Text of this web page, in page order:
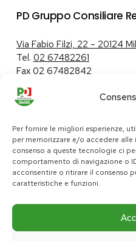
Per fornire le migliori esperienze,
per memorizzare e/o accedere
consenso a queste tecnologie ci
comportamento di navigazione o
acconsentire o ritirare il consenso
caratteristiche e funzioni.
PD Gruppo Consiliare
Via Fabio Filzi, 22 – 20124
Tel. 02 67482261
Fax 02 67482842
Tutela dei dati personali|
Pagine Facebook Gruppo Consiliare PD LombardiaPagina Messenger Gruppo Consiliare PD LombardiaPagina Instagram Gruppo PD Lombardia
Pagina